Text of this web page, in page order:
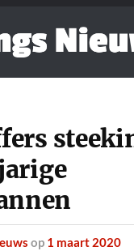
op 1 maart 2020